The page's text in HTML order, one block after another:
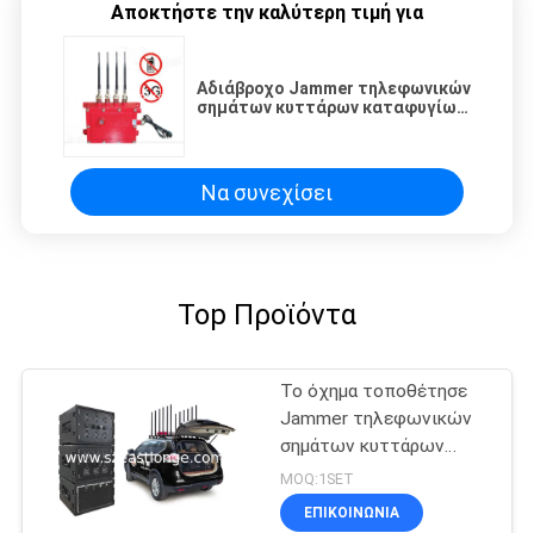
Αποκτήστε την καλύτερη τιμή για
Αδιάβροχο Jammer τηλεφωνικών
σημάτων κυττάρων καταφυγίων
Να συνεχίσει
Top Προϊόντα
Το όχημα τοποθέτησε
Jammer τηλεφωνικών
σημάτων κυττάρων
τηλεχειρισμού ΠΣΤ
GSM 3G 4G LTE 5G WIFI
MOQ:1SET
ΕΠΙΚΟΙΝΩΝΊΑ